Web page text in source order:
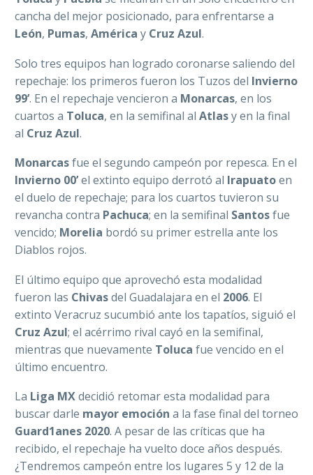
cancha del mejor posicionado, para enfrentarse a
León, Pumas, América y Cruz Azul.
Solo tres equipos han logrado coronarse saliendo del
repechaje: los primeros fueron los Tuzos del Invierno
99’. En el repechaje vencieron a Monarcas, en los
cuartos a Toluca, en la semifinal al Atlasy en la final
al Cruz Azul.
Monarcasfue el segundo campeón por repesca. En el
Invierno 00’el extinto equipo derrotó al Irapuatoen
el duelo de repechaje; para los cuartos tuvieron su
revancha contra Pachuca; en la semifinal Santosfue
vencido; Morelia bordó su primer estrella ante los
Diablos rojos.
El último equipo que aprovechó esta modalidad
fueron las Chivasdel Guadalajara en el 2006. El
extinto Veracruz sucumbió ante los tapatíos, siguió el
Cruz Azul; el acérrimo rival cayó en la semifinal,
mientras que nuevamente Toluca fue vencido en el
último encuentro.
La Liga MXdecidió retomar esta modalidad para
buscar darle mayor emoción a la fase final del torneo
Guard1anes 2020. A pesar de las críticas que ha
recibido, el repechaje ha vuelto doce años después.
¿Tendremos campeón entre los lugares 5 y 12 de la